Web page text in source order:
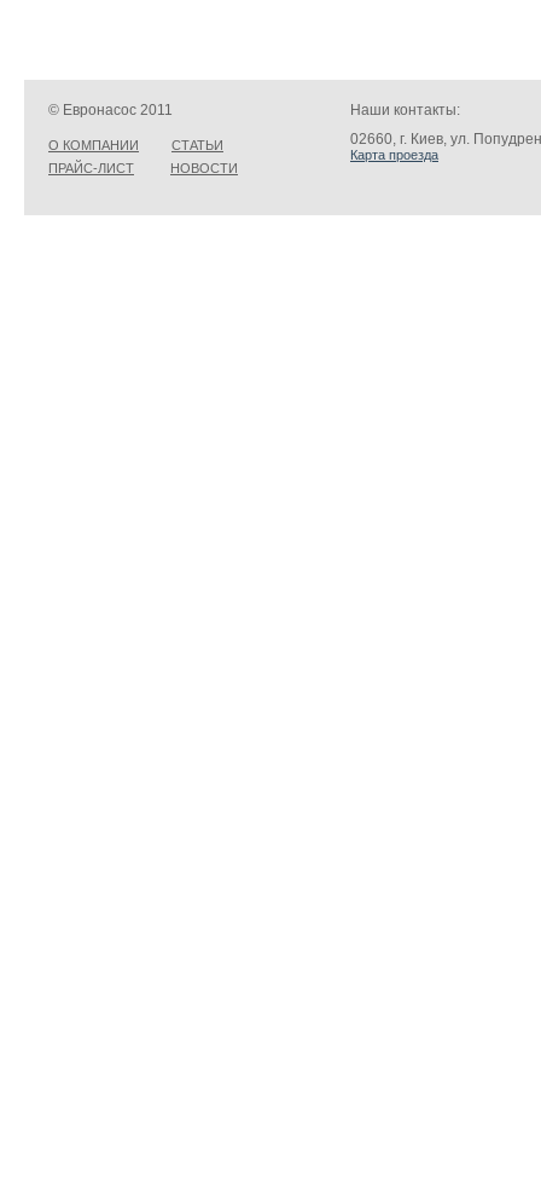
© Евронасос 2011
О КОМПАНИИ
СТАТЬИ
ПРАЙС-ЛИСТ
НОВОСТИ
Наши контакты:
02660, г. Киев, ул.
Карта проезда